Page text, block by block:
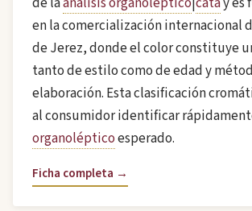
en la comercialización internacional
de Jerez, donde el color constituye
tanto de estilo como de edad y
elaboración. Esta clasificación
al consumidor identificar
organolépticoesperado.
Ficha completa →